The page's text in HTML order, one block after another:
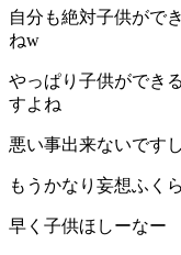
自分も絶対子供がで
ねw
やっぱり子供ができ
すよね
悪い事出来ないです
もうかなり妄想ふく
早く子供ほしーなー